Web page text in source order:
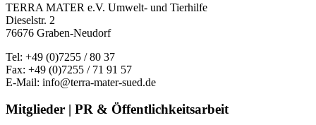
TERRA MATER e.V. Umwelt- und Tierhilfe
Dieselstr. 2
76676 Graben-Neudorf
Tel: +49 (0)7255 / 80 37
Fax: +49 (0)7255 / 71 91 57
E-Mail: info@terra-mater-sued.de
Mitglieder | PR & Öffentlichkeitsarbeit